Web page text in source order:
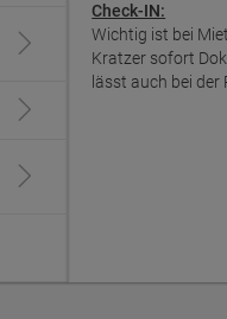
Check-IN:
Wichtig ist bei
Kratzer sofort
lässt auch bei der